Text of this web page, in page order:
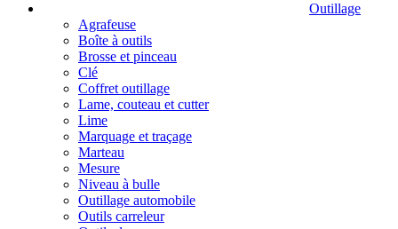
Outillage
Agrafeuse
Boîte à outils
Brosse et pinceau
Clé
Coffret outillage
Lame, couteau et cutter
Lime
Marquage et traçage
Marteau
Mesure
Niveau à bulle
Outillage automobile
Outils carreleur